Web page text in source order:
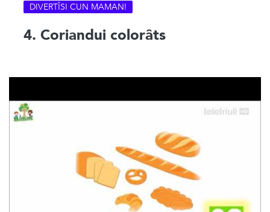
DIVERTÎSI CUN MAMAN!
4. Coriandui colorâts